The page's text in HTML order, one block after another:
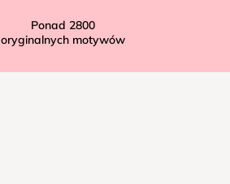
Ponad 2800
oryginalnych motywów